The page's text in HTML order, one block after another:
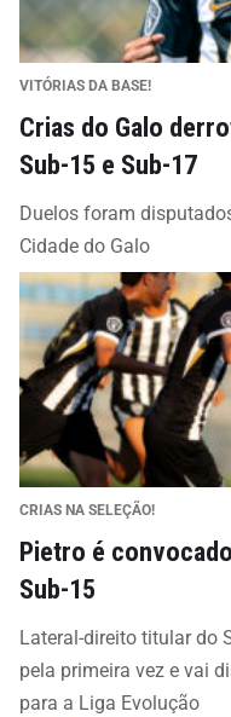
VITÓRIAS DA BASE!
Crias do Galo
Sub-15 e Sub-17
Duelos foram
Cidade do Galo
CRIAS NA SELEÇÃO!
Pietro é
Sub-15
Lateral-direito titular do
pela primeira vez e vai
para a Liga Evolução